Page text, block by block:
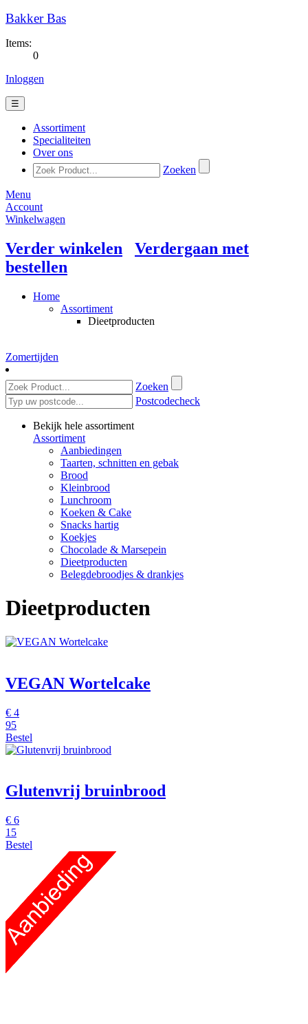
Bakker Bas
Items:
0
Inloggen
☰
Assortiment
Specialiteiten
Over ons
Zoeken
Menu
Account
Winkelwagen
Verder winkelen
Verdergaan met
bestellen
Home
Assortiment
Dieetproducten
Zomertijden
Zoeken
Postcodecheck
Bekijk hele assortiment
Assortiment
Aanbiedingen
Taarten, schnitten en gebak
Brood
Kleinbrood
Lunchroom
Koeken & Cake
Snacks hartig
Koekjes
Chocolade & Marsepein
Dieetproducten
Belegdebroodjes & drankjes
Dieetproducten
VEGAN Wortelcake
€ 4
95
Bestel
Glutenvrij bruinbrood
€ 6
15
Bestel